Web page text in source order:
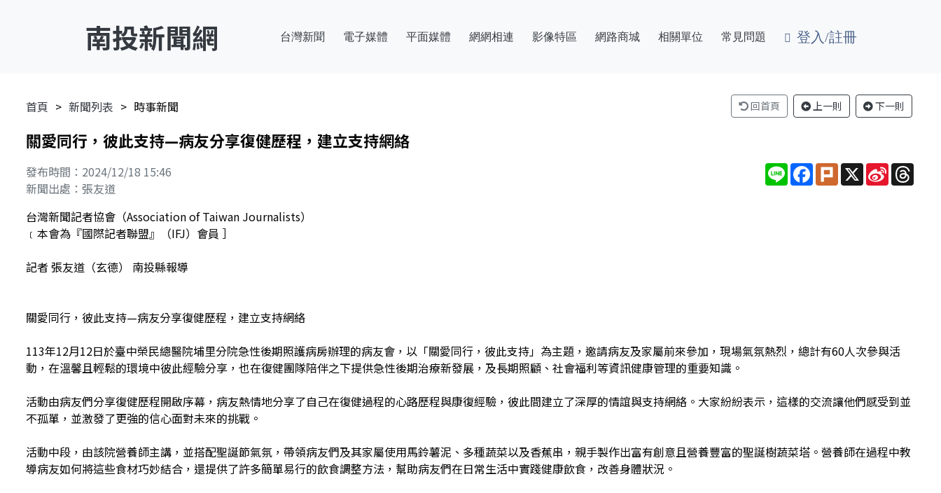
南投新聞網 台灣新聞 電子媒體 平面媒體 網網相連 影像特區 網路商城 相關單位 常見問題 登入/註冊
首頁 新聞列表 時事新聞 回首頁 上一則 下一則
關愛同行，彼此支持—病友分享復健歷程，建立支持網絡
發布時間：2024/12/18 15:46
新聞出處：張友道
Line Facebook
PlurkX Sina
Weibo
台灣新聞記者協會（Association of Taiwan Journalists）
﹝本會為『國際記者聯盟』（IFJ）會員 ］
記者 張友道（玄德） 南投縣報導
關愛同行，彼此支持—病友分享復健歷程，建立支持網絡
113年12月12日於臺中榮民總醫院埔里分院急性後期照護病房辦理的病友會，以「關愛同行，彼此支持」為主題，邀請病友及家屬前來參加，現場氣氛熱烈，總計有60人次參與活
動，在溫馨且輕鬆的環境中彼此經驗分享，也在復健團隊陪伴之下提供急性後期治療新發展，及長期照顧、社會福利等資訊健康管理的重要知識。
活動由病友們分享復健歷程開啟序幕，病友熱情地分享了自己在復健過程的心路歷程與康復經驗，彼此間建立了深厚的情誼與支持網絡。大家紛紛表示，這樣的交流讓他們感受到並
不孤單，並激發了更強的信心面對未來的挑戰。
活動中段，由該院營養師主講，並搭配聖誕節氣氛，帶領病友們及其家屬使用馬鈴薯泥、多種蔬菜以及香蕉串，親手製作出富有創意且營養豐富的聖誕樹蔬菜塔。營養師在過程中教
導病友如何將這些食材巧妙結合，還提供了許多簡單易行的飲食調整方法，幫助病友們在日常生活中實踐健康飲食，改善身體狀況。